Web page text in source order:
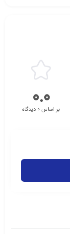
0.0بر اساس 0 دیدگاه